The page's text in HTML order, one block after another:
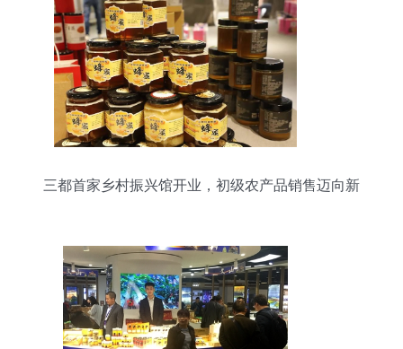
三都首家乡村振兴馆开业，初级农产品销售迈向新